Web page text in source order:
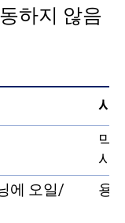
하지 않음
시
막
시
에 오일/
용